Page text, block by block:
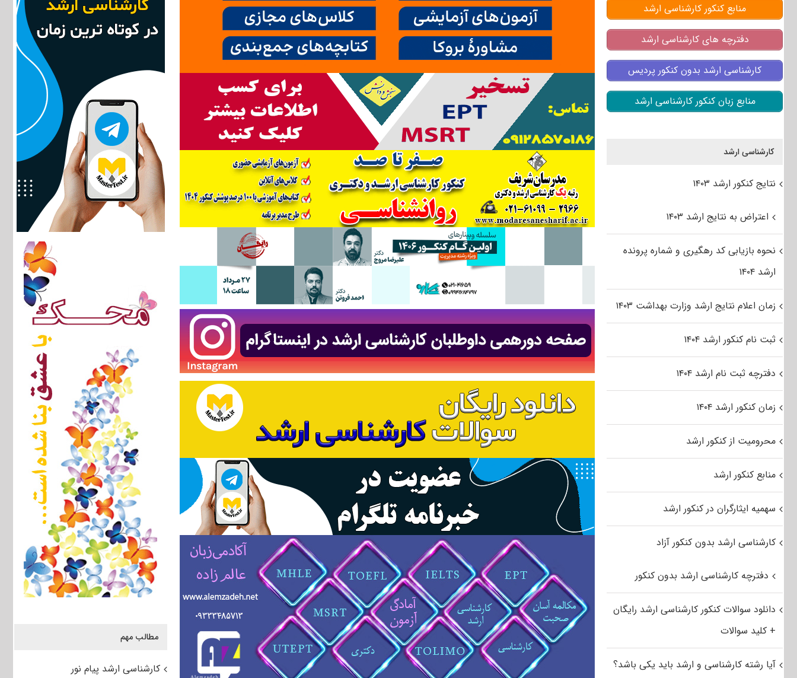
مطالب مهم
کارشناسی ارشد پیام نور
منابع کنکور کارشناسی ارشد
دفترچه های کارشناسی ارشد
کارشناسی ارشد بدون کنکور پردیس
منابع زبان کنکور کارشناسی ارشد
کارشناسی ارشد
نتایج کنکور ارشد ۱۴۰۳
اعتراض به نتایج ارشد ۱۴۰۳
نحوه بازیابی کد رهگیری و شماره پرونده
ارشد ۱۴۰۴
زمان اعلام نتایج ارشد وزارت بهداشت ۱۴۰۳
ثبت نام کنکور ارشد ۱۴۰۴
دفترچه ثبت نام ارشد ۱۴۰۴
زمان کنکور ارشد ۱۴۰۴
محرومیت از کنکور ارشد
منابع کنکور ارشد
سهمیه ایثارگران در کنکور ارشد
کارشناسی ارشد بدون کنکور آزاد
دفترچه کارشناسی ارشد بدون کنکور
دانلود سوالات کنکور کارشناسی ارشد رایگان
+ کلید سوالات
آیا رشته کارشناسی و ارشد باید یکی باشد؟